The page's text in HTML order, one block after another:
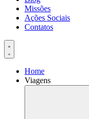
Missões
Ações Sociais
Contatos
Home
Viagens